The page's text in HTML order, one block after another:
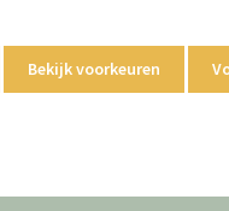
Bekijk voorkeuren